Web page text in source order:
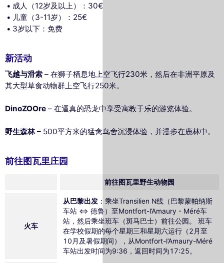
成人（12岁及以上）：30€
儿童（3-11岁）：25€
3岁以下：免费
新活动
飞越与滑索 – 在狮子栖息地上空飞行230米，然后在非洲平原及
其大型草食动物群上空飞行250米。
DinoZOOre – 在逼真的恐龙中享受寓教于乐的游览体验。
野生森林– 500平方米的猛禽鸟舍沉浸体验，并漫步在鹿林中。
前往图瓦里庄园
前往图瓦里野生动物园
火车
从巴黎出发 ：乘坐Transilien N线（巴黎蒙帕纳斯
车站 <=> 德鲁）至Montfort-l’Amaury - Méré车
站，然后乘坐班车（斑马巴士）前往公园。 班车
在学校假期的每个星期三和星期六运行（2月至
10月及暑假期间），从Montfort-l’Amaury-Méré
车站出发时间为9:36，返回时间为17:25。